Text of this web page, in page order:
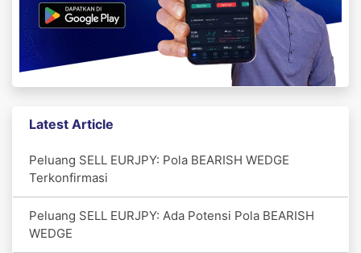
Latest Article
Peluang SELL EURJPY: Pola BEARISH WEDGE
Terkonfirmasi
Peluang SELL EURJPY: Ada Potensi Pola BEARISH
WEDGE